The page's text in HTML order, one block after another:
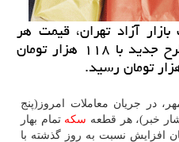
آزاد تهران، قیمت هر
قطعه سكه تمام بهار آزادی طرح جدید با ۱۱۸ هزار تومان
در جریان معاملات امروز(پنج
خبر)، هر قطعه سكه تمام بهار
با ۱۱۸ هزار تومان افزایش نسبت به روز گذشته با